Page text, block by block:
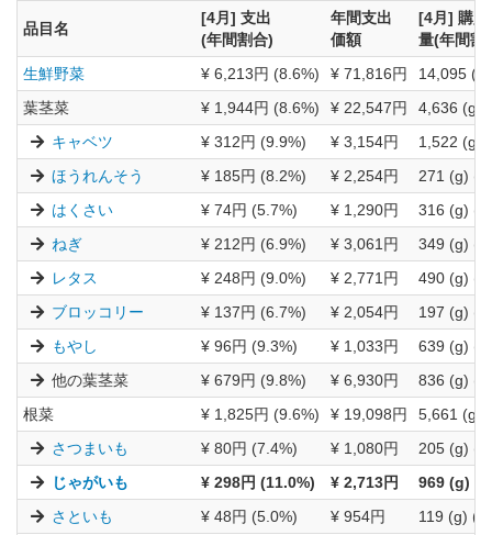
品目名
[4月] 支出
(年間割合)
年間支出
価額
[4月] 購入
量(年間割
生鮮野菜
¥ 6,213円 (8.6%) ¥ 71,816円
14,095
葉茎菜
¥ 1,944円 (8.6%) ¥ 22,547円
4,636 (g)
キャベツ
¥ 312円 (9.9%) ¥ 3,154円
1,522 (g)
ほうれんそう
¥ 185円 (8.2%) ¥ 2,254円
271 (g)
はくさい
¥ 74円 (5.7%) ¥ 1,290円
316 (g)
ねぎ
¥ 212円 (6.9%) ¥ 3,061円
349 (g)
レタス
¥ 248円 (9.0%) ¥ 2,771円
490 (g)
ブロッコリー
¥ 137円 (6.7%) ¥ 2,054円
197 (g)
もやし
¥ 96円 (9.3%) ¥ 1,033円
639 (g)
他の葉茎菜
¥ 679円 (9.8%) ¥ 6,930円
836 (g)
根菜
¥ 1,825円 (9.6%) ¥ 19,098円
5,661 (g)
さつまいも
¥ 80円 (7.4%) ¥ 1,080円
205 (g)
じゃがいも
¥ 298円 (11.0%) ¥ 2,713円
969 (g)
さといも
¥ 48円 (5.0%) ¥ 954円
119 (g)